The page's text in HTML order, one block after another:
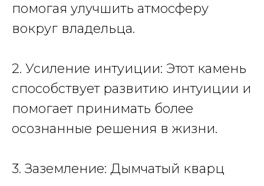
помогая улучшить атмосферу
вокруг владельца.
2. Усиление интуиции: Этот камень
способствует развитию интуиции и
помогает принимать более
осознанные решения в жизни.
3. Заземление: Дымчатый кварц